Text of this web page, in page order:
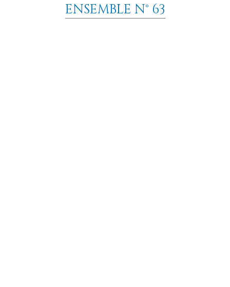
ENSEMBLE N° 63